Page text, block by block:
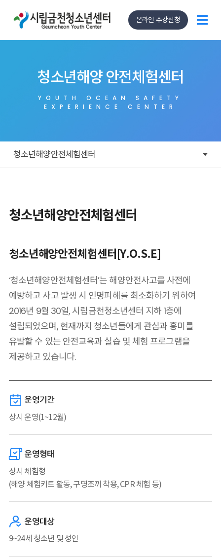
온라인 수강신청
청소년해양 안전체험센터
YOUTH OCEAN SAFETY
EXPERIENCE CENTER
청소년해양안전체험센터
청소년해양안전체험센터
청소년해양안전체험센터[Y.O.S.E]
‘청소년해양안전체험센터’는 해양안전사고를 사전에
예방하고 사고 발생 시 인명피해를 최소화하기 위하여
2016년 9월 30일, 시립금천청소년센터 지하 1층에
설립되었으며, 현재까지 청소년들에게 관심과 흥미를
유발할 수 있는 안전교육과 실습 및 체험 프로그램을
제공하고 있습니다.
운영기간
상시 운영(1~12월)
운영형태
상시 체험형
(해양 체험키트 활동, 구명조끼 착용, CPR 체험 등)
운영대상
9~24세 청소년 및 성인